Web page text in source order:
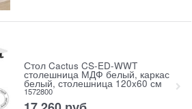
Стол Cactus CS-ED-WWT
столешница МДФ белый, каркас
белый, столешница 120x60 см
1572800